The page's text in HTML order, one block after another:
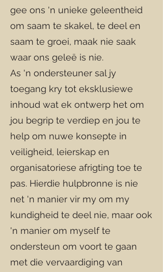
gee ons 'n unieke geleentheid
om saam te skakel, te deel en
saam te groei, maak nie saak
waar ons geleë is nie.
As 'n ondersteuner sal jy
toegang kry tot eksklusiewe
inhoud wat ek ontwerp het om
jou begrip te verdiep en jou te
help om nuwe konsepte in
veiligheid, leierskap en
organisatoriese afrigting toe te
pas. Hierdie hulpbronne is nie
net 'n manier vir my om my
kundigheid te deel nie, maar ook
'n manier om myself te
ondersteun om voort te gaan
met die vervaardiging van